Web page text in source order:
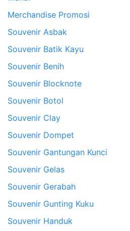
Merchandise Promosi
Souvenir Asbak
Souvenir Batik Kayu
Souvenir Benih
Souvenir Blocknote
Souvenir Botol
Souvenir Clay
Souvenir Dompet
Souvenir Gantungan Kunci
Souvenir Gelas
Souvenir Gerabah
Souvenir Gunting Kuku
Souvenir Handuk